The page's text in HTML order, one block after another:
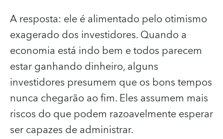
A resposta: ele é alimentado pelo otimismo
exagerado dos investidores. Quando a
economia está indo bem e todos parecem
estar ganhando dinheiro, alguns
investidores presumem que os bons tempos
nunca chegarão ao fim. Eles assumem mais
riscos do que podem razoavelmente esperar
ser capazes de administrar.